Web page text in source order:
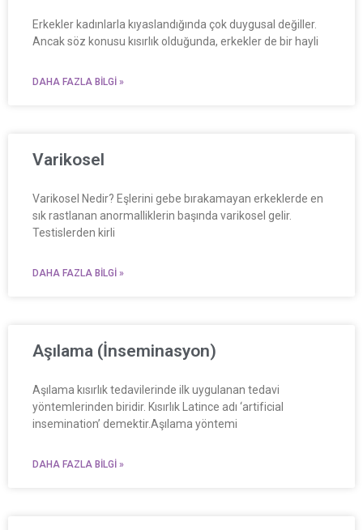
Erkekler kadınlarla kıyaslandığında çok duygusal değiller.
Ancak söz konusu kısırlık olduğunda, erkekler de bir hayli
DAHA FAZLA BILGI »
Varikosel
Varikosel Nedir? Eşlerini gebe bırakamayan erkeklerde en
sık rastlanan anormalliklerin başında varikosel gelir.
Testislerden kirli
DAHA FAZLA BILGI »
Aşılama (İnseminasyon)
Aşılama kısırlık tedavilerinde ilk uygulanan tedavi
yöntemlerinden biridir. Kısırlık Latince adı ‘artificial
insemination’ demektir.Aşılama yöntemi
DAHA FAZLA BILGI »